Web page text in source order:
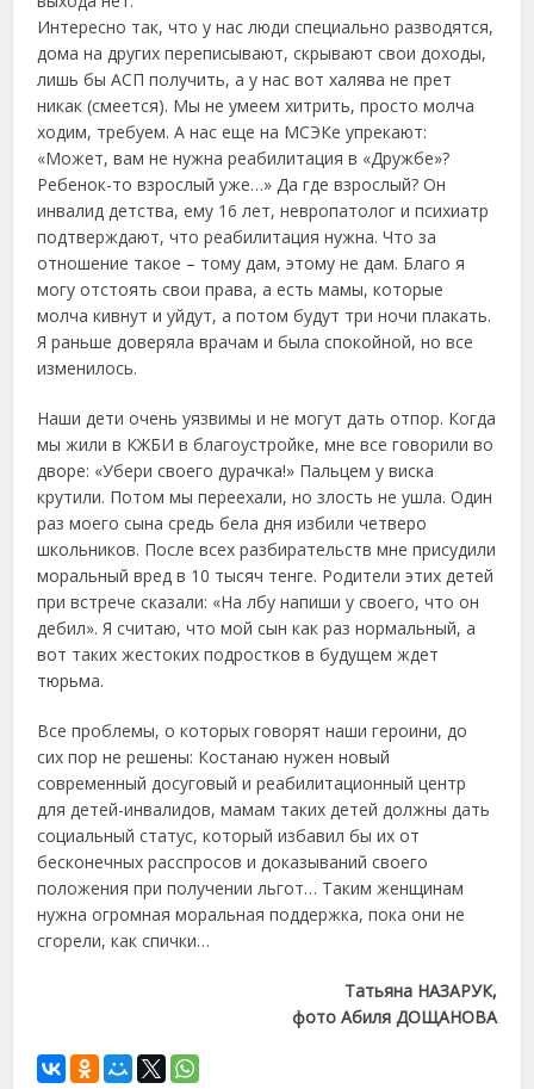
Интересно так, что у нас люди специально разводятся,
дома на других переписывают, скрывают свои доходы,
лишь бы АСП получить, а у нас вот халява не прет
никак (смеется). Мы не умеем хитрить, просто молча
ходим, требуем. А нас еще на МСЭКе упрекают:
«Может, вам не нужна реабилитация в «Дружбе»?
Ребенок-то взрослый уже…» Да где взрослый? Он
инвалид детства, ему 16 лет, невропатолог и психиатр
подтверждают, что реабилитация нужна. Что за
отношение такое – тому дам, этому не дам. Благо я
могу отстоять свои права, а есть мамы, которые
молча кивнут и уйдут, а потом будут три ночи плакать.
Я раньше доверяла врачам и была спокойной, но все
изменилось.
Наши дети очень уязвимы и не могут дать отпор. Когда
мы жили в КЖБИ в благоустройке, мне все говорили во
дворе: «Убери своего дурачка!» Пальцем у виска
крутили. Потом мы переехали, но злость не ушла. Один
раз моего сына средь бела дня избили четверо
школьников. После всех разбирательств мне присудили
моральный вред в 10 тысяч тенге. Родители этих детей
при встрече сказали: «На лбу напиши у своего, что он
дебил». Я считаю, что мой сын как раз нормальный, а
вот таких жестоких подростков в будущем ждет
тюрьма.
Все проблемы, о которых говорят наши героини, до
сих пор не решены: Костанаю нужен новый
современный досуговый и реабилитационный центр
для детей-инвалидов, мамам таких детей должны дать
социальный статус, который избавил бы их от
бесконечных расспросов и доказываний своего
положения при получении льгот… Таким женщинам
нужна огромная моральная поддержка, пока они не
сгорели, как спички…
Татьяна НАЗАРУК,
фото Абиля ДОЩАНОВА